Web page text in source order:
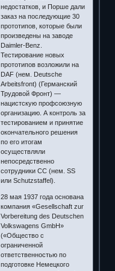
недостатков, и Порше дали
заказ на последующие 30
прототипов, которые были
произведены на заводе
Daimler-Benz.
Тестирование новых
прототипов возложили на
DAF (нем. Deutsche
Arbeitsfront) (Германский
Трудовой Фронт) —
нацистскую профсоюзную
организацию. А контроль за
тестированием и принятие
окончательного решения
по его итогам
осуществляли
непосредственно
сотрудники СС (нем. SS
или Schutzstaffel).
28 мая 1937 года основана
компания «Gesellschaft zur
Vorbereitung des Deutschen
Volkswagens GmbH»
(«Общество с
ограниченной
ответственностью по
подготовке Немецкого